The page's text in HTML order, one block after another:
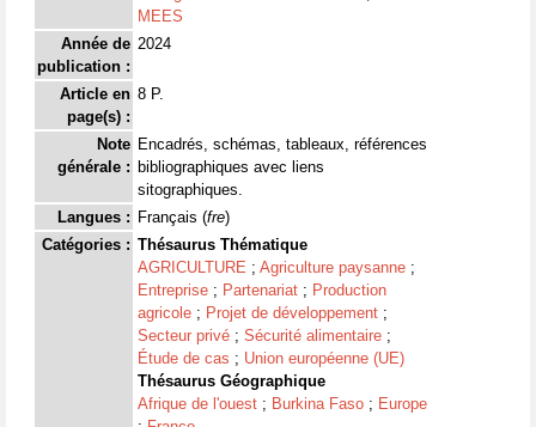
MEES
Année de
publication :
2024
Article en
page(s) :
8 P.
Note
générale :
Encadrés, schémas, tableaux, références
bibliographiques avec liens
sitographiques.
Langues : Français (fre)
Catégories : Thésaurus Thématique
AGRICULTURE ; Agriculture paysanne ;
Entreprise ; Partenariat ; Production
agricole ; Projet de développement ;
Secteur privé ; Sécurité alimentaire ;
Étude de cas ; Union européenne (UE)
Thésaurus Géographique
Afrique de l'ouest ; Burkina Faso ; Europe